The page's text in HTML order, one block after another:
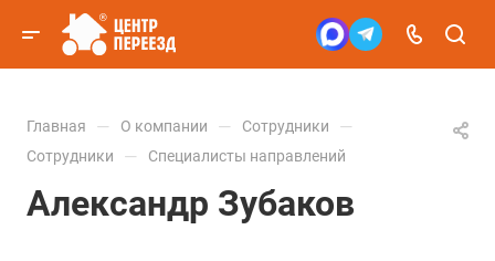
Главная — О компании — Сотрудники —
Сотрудники — Специалисты направлений
Александр Зубаков